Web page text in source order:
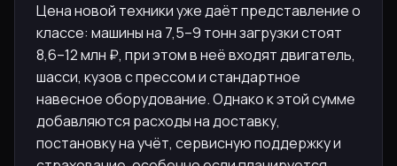
Цена новой техники уже даёт представление о
классе: машины на 7,5–9 тонн загрузки стоят
8,6–12 млн ₽, при этом в неё входят двигатель,
шасси, кузов с прессом и стандартное
навесное оборудование. Однако к этой сумме
добавляются расходы на доставку,
постановку на учёт, сервисную поддержку и